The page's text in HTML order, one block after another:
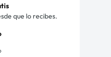
que lo recibes.